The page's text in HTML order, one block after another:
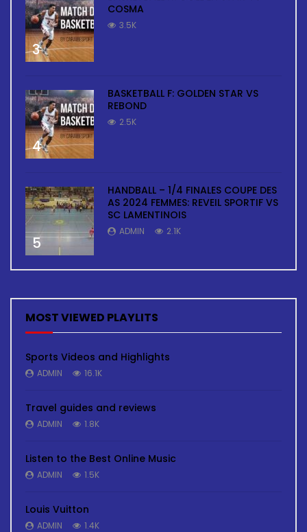
3
COSMA
3.5K
4
BASKETBALL F: GOLDEN STAR VS
REBOND
2.5K
5
HANDBALL – 1/4 FINALES COUPE DES
AS 2024 FEMMES: REVEIL SPORTIF VS
SC LAMENTINOIS
ADMIN 2.1K
MOST VIEWED PLAYLITS
Sports Videos and Highlights
ADMIN 16.1K
Travel guides and reviews
ADMIN 1.8K
Listen to the Best Online Music
ADMIN 1.5K
Louis Vuitton
ADMIN 1.4K